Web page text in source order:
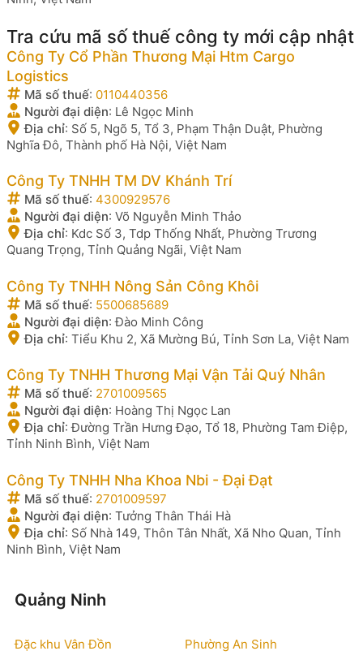
Tra cứu mã số thuế công ty mới cập nhật
Công Ty Cổ Phần Thương Mại Htm Cargo
Logistics
Mã số thuế: 0110440356
Người đại diện: Lê Ngọc Minh
Địa chỉ: Số 5, Ngõ 5, Tổ 3, Phạm Thận Duật, Phường
Nghĩa Đô, Thành phố Hà Nội, Việt Nam
Công Ty TNHH TM DV Khánh Trí
Mã số thuế: 4300929576
Người đại diện: Võ Nguyễn Minh Thảo
Địa chỉ: Kdc Số 3, Tdp Thống Nhất, Phường Trương
Quang Trọng, Tỉnh Quảng Ngãi, Việt Nam
Công Ty TNHH Nông Sản Công Khôi
Mã số thuế: 5500685689
Người đại diện:Đào Minh Công
Địa chỉ: Tiểu Khu 2, Xã Mường Bú, Tỉnh Sơn La, Việt Nam
Công Ty TNHH Thương Mại Vận Tải Quý Nhân
Mã số thuế: 2701009565
Người đại diện: Hoàng Thị Ngọc Lan
Địa chỉ:Đường Trần Hưng Đạo, Tổ 18, Phường Tam Điệp,
Tỉnh Ninh Bình, Việt Nam
Công Ty TNHH Nha Khoa Nbi - Đại Đạt
Mã số thuế: 2701009597
Người đại diện: Tưởng Thân Thái Hà
Địa chỉ: Số Nhà 149, Thôn Tân Nhất, Xã Nho Quan, Tỉnh
Ninh Bình, Việt Nam
Quảng Ninh
Đặc khu Vân Đồn
Phường An Sinh